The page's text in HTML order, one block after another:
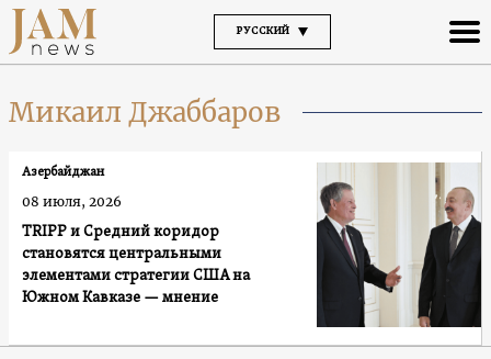
РУССКИЙ
Микаил Джаббаров
TRIPP и Средний коридор
становятся центральными
элементами стратегии США на
Южном Кавказе — мнение
Азербайджан
08 июля, 2026